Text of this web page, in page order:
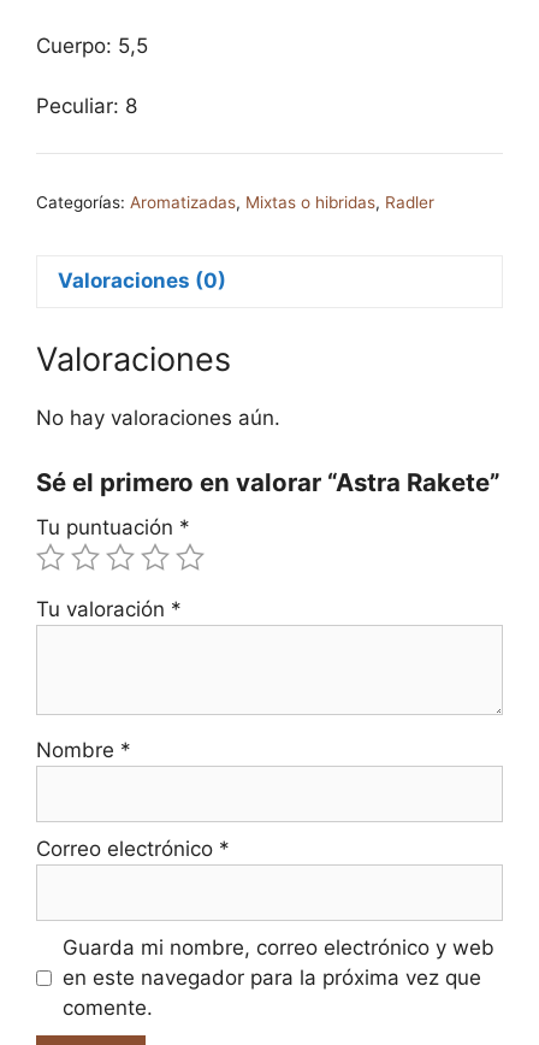
Cuerpo: 5,5
Peculiar: 8
Categorías: Aromatizadas, Mixtas o hibridas, Radler
Valoraciones (0)
Valoraciones
No hay valoraciones aún.
Sé el primero en valorar “Astra Rakete”
Tu puntuación *
Tu valoración *
Nombre *
Correo electrónico *
Guarda mi nombre, correo electrónico y web
en este navegador para la próxima vez que
comente.